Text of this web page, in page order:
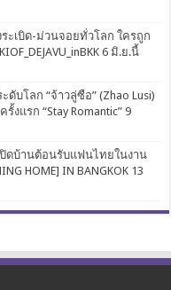
ระเบิด-ม่วนจอยทั่วโลก ใครถูก
6 มิ.ย.นี้
บโลก “จ้าวลู่ซือ” (Zhao Lusi)
งแรก “Stay Romantic” 9
ดบ้านต้อนรับแฟนไทยในงาน
HOME] IN BANGKOK 13